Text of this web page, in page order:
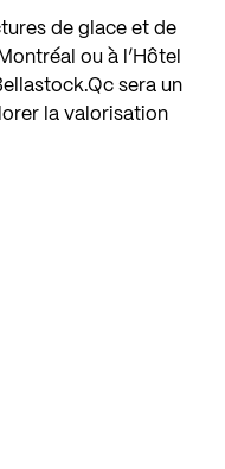
de glace et de
ou à l’Hôtel
sera un
la valorisation